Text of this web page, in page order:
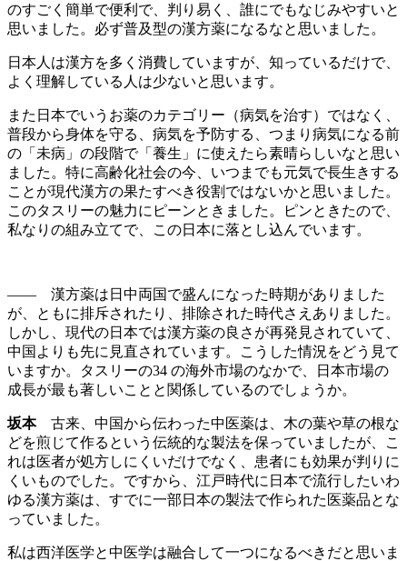
のすごく簡単で便利で、判り易く、誰にでもなじみやすいと
思いました。必ず普及型の漢方薬になるなと思いました。
日本人は漢方を多く消費していますが、知っているだけで、
よく理解している人は少ないと思います。
また日本でいうお薬のカテゴリー（病気を治す）ではなく、
普段から身体を守る、病気を予防する、つまり病気になる前
の「未病」の段階で「養生」に使えたら素晴らしいなと思い
ました。特に高齢化社会の今、いつまでも元気で長生きする
ことが現代漢方の果たすべき役割ではないかと思いました。
このタスリーの魅力にピーンときました。ピンときたので、
私なりの組み立てで、この日本に落とし込んでいます。
―― 漢方薬は日中両国で盛んになった時期がありました
が、ともに排斥されたり、排除された時代さえありました。
しかし、現代の日本では漢方薬の良さが再発見されていて、
中国よりも先に見直されています。こうした情況をどう見て
いますか。タスリーの34 の海外市場のなかで、日本市場の
成長が最も著しいことと関係しているのでしょうか。
坂本古来、中国から伝わった中医薬は、木の葉や草の根な
どを煎じて作るという伝統的な製法を保っていましたが、こ
れは医者が処方しにくいだけでなく、患者にも効果が判りに
くいものでした。ですから、江戸時代に日本で流行したいわ
ゆる漢方薬は、すでに一部日本の製法で作られた医薬品とな
っていました。
私は西洋医学と中医学は融合して一つになるべきだと思いま